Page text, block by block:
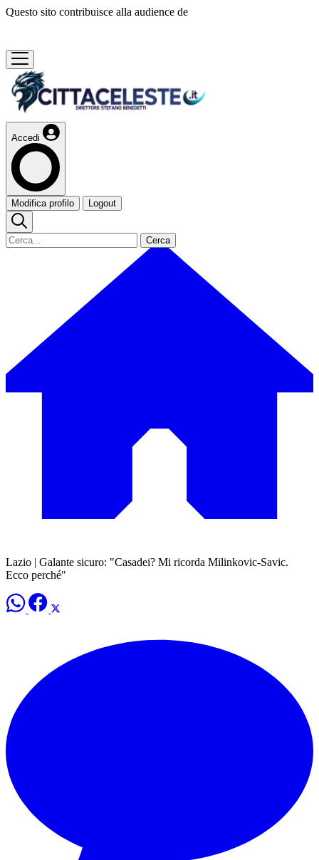
Questo sito contribuisce alla audience de
Accedi
Modifica profilo Logout
Cerca
Lazio | Galante sicuro: "Casadei? Mi ricorda Milinkovic-Savic.
Ecco perché"